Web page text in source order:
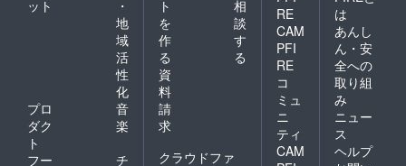
ット
・
地
域
活
性
化
プロ
ダク
ト
音
楽
フー
チ
ト
を
作
る
相
談
す
る
資
料
請
求
クラウドファ
RE
CAM
PFI
RE
コ
ミュ
ニ
ティ
CAM
は
あんし
ん・安
全への
取り組
み
ニュー
ス
ヘルプ